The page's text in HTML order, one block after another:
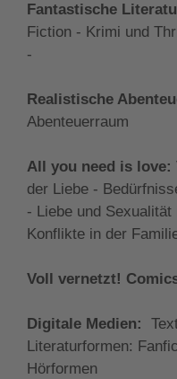
Fantastische
Fiction - Krimi und
-
Realistische
Abenteuerraum
All you need is love:
der Liebe -
- Liebe und
Konflikte in der
Voll vernetzt!
Digitale Medien:
Literaturformen:
Hörformen